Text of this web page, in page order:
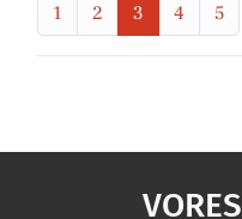
1 2 3 4 5
VORES